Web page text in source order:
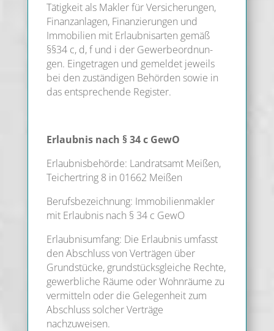
Tätig­keit als Mak­ler für Ver­si­che­run­gen,
Finanz­an­la­gen, Finan­zie­run­gen und
Immo­bi­li­en mit Erlaub­nis­ar­ten gemäß
§§34 c, d, f und i der Gewer­be­ord­nun­
gen. Ein­ge­tra­gen und gemel­det jeweils
bei den zustän­di­gen Behör­den sowie in
das ent­spre­chen­de Register.
Erlaub­nis nach § 34 c GewO
Erlaub­nis­be­hör­de: Land­rats­amt Mei­ßen,
Tei­chert­ring 8 in 01662 Meißen
Berufs­be­zeich­nung: Immo­bi­li­en­mak­ler
mit Erlaub­nis nach § 34 c GewO
Erlaub­nis­um­fang: Die Erlaub­nis umfasst
den Abschluss von Ver­trä­gen über
Grund­stü­cke, grund­stücks­glei­che Rech­te,
gewerb­li­che Räu­me oder Wohn­räu­me zu
ver­mit­teln oder die Gele­gen­heit zum
Abschluss sol­cher Ver­trä­ge
nachzuweisen.